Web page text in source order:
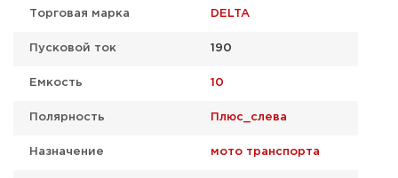
Торговая марка DELTA
Пусковой ток 190
Емкость 10
Полярность Плюс_слева
Назначение мото транспорта